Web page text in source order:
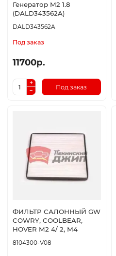
Генератор M2 1.8
(DALD343562A)
DALD343562A
Под заказ
11700р.
Под заказ
ФИЛЬТР САЛОННЫЙ GW
COWRY, COOLBEAR,
HOVER M2 4/ 2, М4
8104300-V08